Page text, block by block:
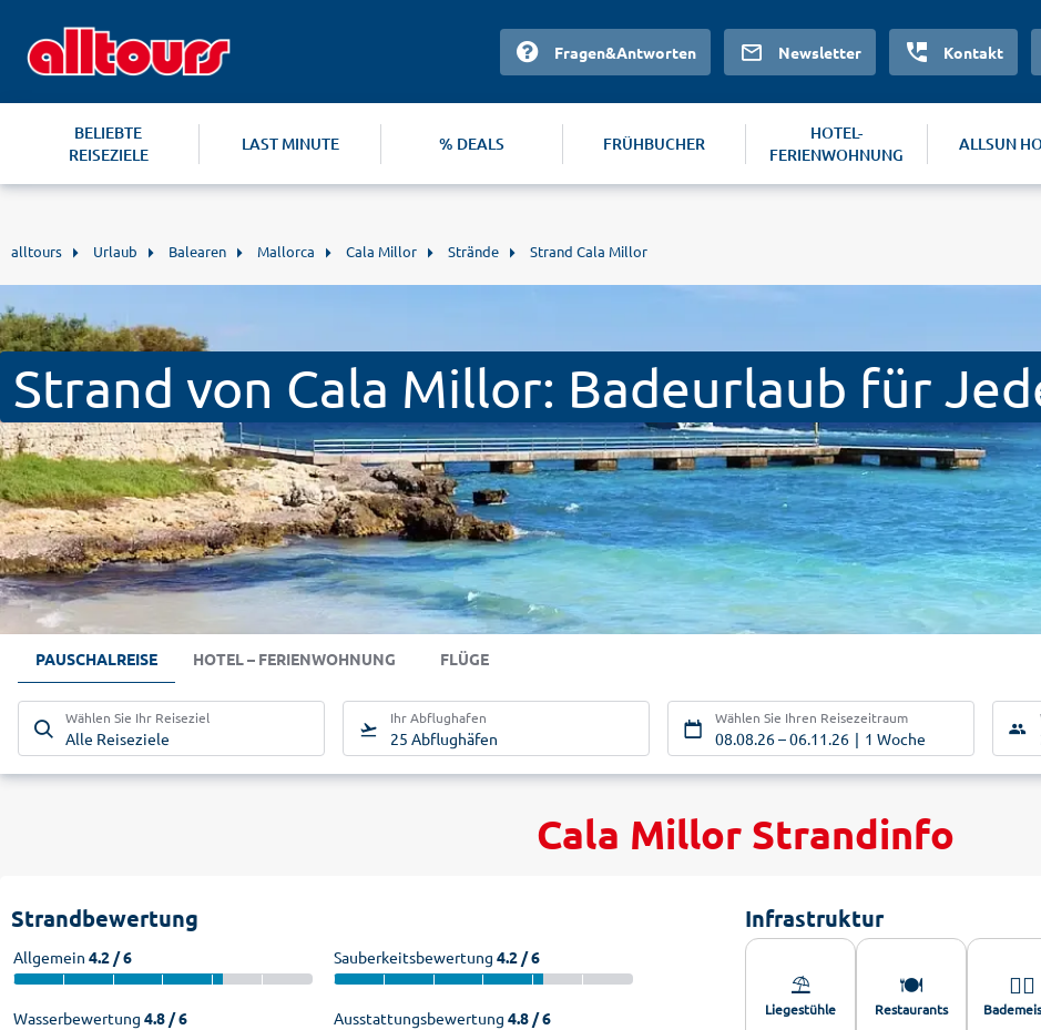
Fragen&Antworten Newsletter Kontakt
BELIEBTE
REISEZIELE
LAST MINUTE % DEALS FRÜHBUCHER
HOTEL-
FERIENWOHNUNG
ALLSUN
alltours Urlaub Balearen Mallorca Cala Millor Strände Strand Cala Millor
Strand von Cala Millor: Badeurlaub für
PAUSCHALREISE HOTEL – FERIENWOHNUNG FLÜGE
Wählen Sie Ihr Reiseziel
Alle Reiseziele
Ihr Abflughafen
25 Abflughäfen
Wählen Sie Ihren Reisezeitraum
08.08.26–06.11.26 1 Woche
Cala Millor Strandinfo
Strandbewertung
Allgemein 4.2 / 6 Sauberkeitsbewertung 4.2 / 6
Wasserbewertung 4.8 / 6 Ausstattungsbewertung 4.8 / 6
Infrastruktur
⛱️
Liegestühle
🍽️
Restaurants
🏊‍♂️